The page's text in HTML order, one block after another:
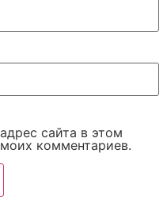
сайта в этом
комментариев.